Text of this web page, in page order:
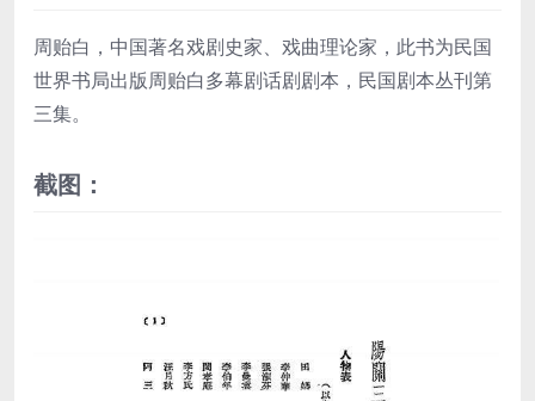
周贻白，中国著名戏剧史家、戏曲理论家，此书为民国
世界书局出版周贻白多幕剧话剧剧本，民国剧本丛刊第
三集。
截图：